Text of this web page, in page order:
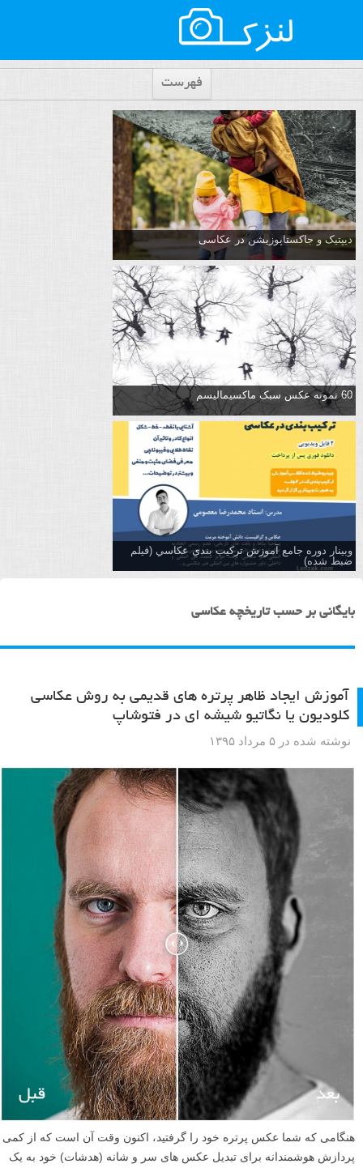
فهرست
دیپتیک و جاکستا‌پوزیشن در عکاسی
60 نمونه عکس سبک ماکسیمالیسم
وبینار دوره جامع آموزش تركيب بندي عكاسي (فیلم
ضبط شده)
بایگانی بر حسب تاریخچه عکاسی
آموزش ایجاد ظاهر پرتره های قدیمی به روش عکاسی
کلودیون یا نگاتیو شیشه ای در فتوشاپ
نوشته شده در ۵ مرداد ۱۳۹۵
هنگامی که شما عکس پرتره خود را گرفتید، اکنون وقت آن است که از کمی
پردازش هوشمندانه برای تبدیل عکس های سر و شانه (هدشات) خود به یک